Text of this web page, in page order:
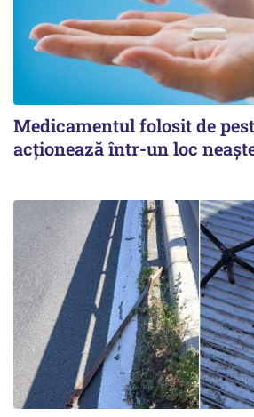
Medicamentul folosit de
acționează într-un loc